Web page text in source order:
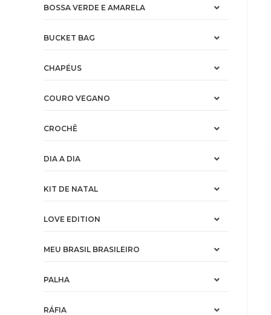
BOSSA VERDE E AMARELA
BUCKET BAG
CHAPÉUS
COURO VEGANO
CROCHÊ
DIA A DIA
KIT DE NATAL
LOVE EDITION
MEU BRASIL BRASILEIRO
PALHA
RÁFIA